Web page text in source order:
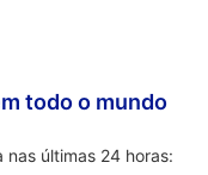
todo o mundo
nas últimas 24 horas: